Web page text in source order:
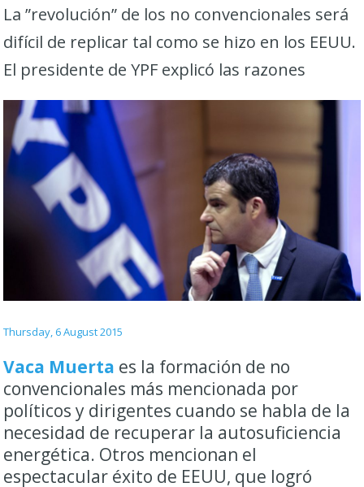
La ”revolución” de los no convencionales será
difícil de replicar tal como se hizo en los EEUU.
El presidente de YPF explicó las razones
Thursday, 6 August 2015
Vaca Muerta es la formación de no
convencionales más mencionada por
políticos y dirigentes cuando se habla de la
necesidad de recuperar la autosuficiencia
energética. Otros mencionan el
espectacular éxito de EEUU, que logró